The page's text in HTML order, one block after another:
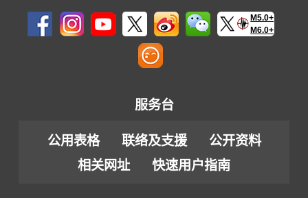
M5.0+
M6.0+
服务台
公用表格 联络及支援
公开资料
相关网址
快速用户指南